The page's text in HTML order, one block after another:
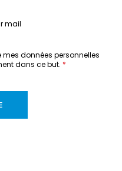
mail
données personnelles
dans ce but.